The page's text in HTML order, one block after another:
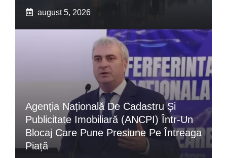
august 5, 2026
Agenția Națională De Cadastru Și
Publicitate Imobiliară (ANCPI) Într-Un
Blocaj Care Pune Presiune Pe Întreaga
Piață